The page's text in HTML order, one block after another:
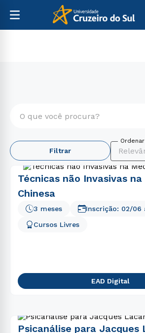
Filtrar
Técnicas não Invasivas
Chinesa
3 meses
Cursos Livres
Inscrição: 02/06
EAD Digital
Psicanálise para Jacques
TERMOS
2º
4º
direito
8º